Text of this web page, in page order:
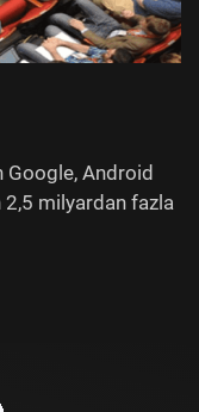
Google, Android
2,5 milyardan fazla